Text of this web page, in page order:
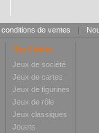
conditions de ventes |
Toy Center
Jeux de société
Jeux de cartes
Jeux de figurines
Jeux de rôle
Jeux classiques
Jouets